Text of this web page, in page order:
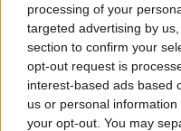
processing of your
targeted advertising by
section to confirm your
opt-out request is
interest-based ads based
us or personal
your opt-out. You may